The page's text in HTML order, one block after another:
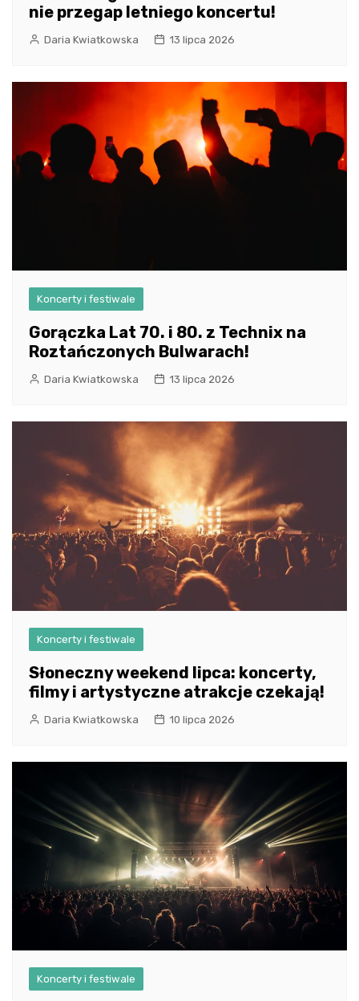
nie przegap letniego koncertu!
Daria Kwiatkowska 13 lipca 2026
Koncerty i festiwale
Gorączka Lat 70. i 80. z Technix na
Roztańczonych Bulwarach!
Daria Kwiatkowska 13 lipca 2026
Koncerty i festiwale
Słoneczny weekend lipca: koncerty,
filmy i artystyczne atrakcje czekają!
Daria Kwiatkowska 10 lipca 2026
Koncerty i festiwale